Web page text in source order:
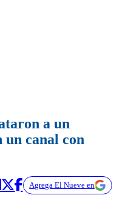
a un
canal con
Agrega El Nueve en